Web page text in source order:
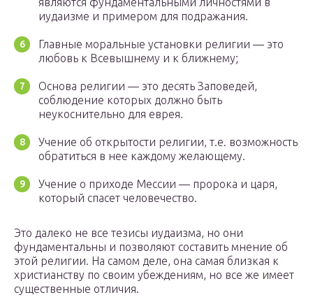
иудаизме и примером для подражания.
Главные моральные установки религии — это
любовь к Всевышнему и к ближнему;
Основа религии — это десять Заповедей,
соблюдение которых должно быть
неукоснительно для еврея.
Учение об открытости религии, т.е. возможность
обратиться в нее каждому желающему.
Учение о приходе Мессии — пророка и царя,
который спасет человечество.
Это далеко не все тезисы иудаизма, но они
фундаментальны и позволяют составить мнение об
этой религии. На самом деле, она самая близкая к
христианству по своим убеждениям, но все же имеет
существенные отличия.